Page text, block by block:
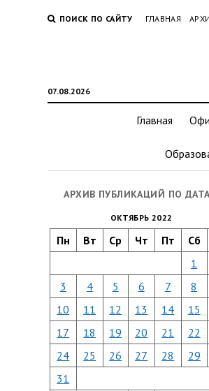
ПОИСК ПО САЙТУ ГЛАВНАЯ
07.08.2026
Главная
АРХИВ ПУБЛИКАЦИЙ ПО
ОКТЯБРЬ 2022
Пн Вт Ср Чт Пт Сб
1
3
4 5 6 7 8
10
11 12 13 14 15
17
18 19 20 21 22
24
25 26 27 28 29
31